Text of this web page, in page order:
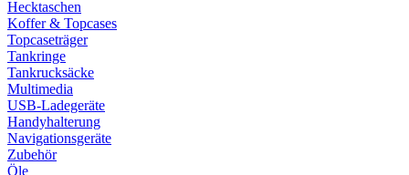
Hecktaschen
Koffer & Topcases
Topcaseträger
Tankringe
Tankrucksäcke
Multimedia
USB-Ladegeräte
Handyhalterung
Navigationsgeräte
Zubehör
Öle